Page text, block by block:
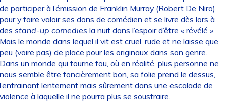
participer à l’émission de Franklin Murray (Robert De Niro)
y faire valoir ses dons de comédien et se livre dès lors à
stand-up comedies la nuit dans l’espoir d’être « révélé ».
le monde dans lequel il vit est cruel, rude et ne laisse que
(voire pas) de place pour les originaux dans son genre.
un monde qui tourne fou, où en réalité, plus personne ne
semble être foncièrement bon, sa folie prend le dessus,
lentement mais sûrement dans une escalade de
à laquelle il ne pourra plus se soustraire.